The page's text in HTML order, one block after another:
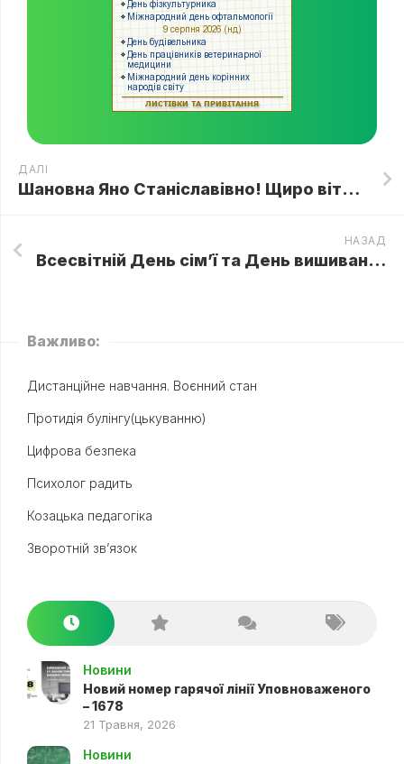
ДАЛІ
Шановна Яно Станіславівно! Щиро вітаємо Вас з Днем народження!
НАЗАД
Всесвітній День сім’ї та День вишиванки!
Важливо:
Дистанційне навчання. Воєнний стан
Протидія булінгу(цькуванню)
Цифрова безпека
Психолог радить
Козацька педагогіка
Зворотній зв’язок
Новини
Новий номер гарячої лінії Уповноваженого
– 1678
21 Травня, 2026
Новини